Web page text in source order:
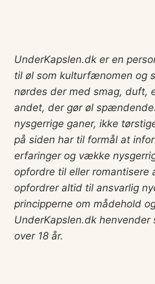
UnderKapslen.dk er en
til øl som kulturfænomen og
nørdes der med smag, duft,
andet, der gør øl
nysgerrige ganer, ikke
på siden har til formål at
erfaringer og vække
opfordre til eller romantisere
opfordrer altid til ansvarlig
principperne om mådehold
UnderKapslen.dk henvender
over 18 år.